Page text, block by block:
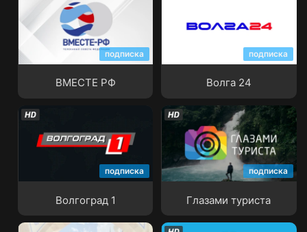
подписка
ВМЕСТЕ РФ
ВМЕСТЕ РФ
подписка
Волга 24
подписка
Волгоград 1
подписка
Глазами туриста
Глазами туриста